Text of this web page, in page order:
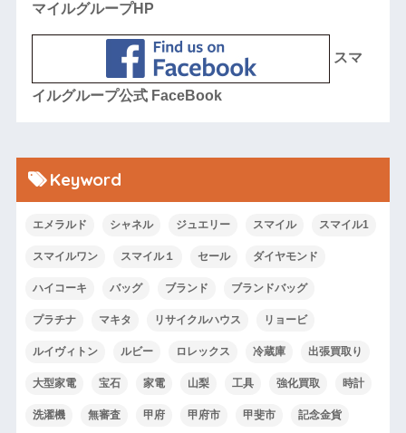
マイルグループHP
スマ
イルグループ公式 FaceBook
Keyword
エメラルド シャネル ジュエリー スマイル スマイル1
スマイルワン スマイル１ セール ダイヤモンド
ハイコーキ バッグ ブランド ブランドバッグ
プラチナ マキタ リサイクルハウス リョービ
ルイヴィトン ルビー ロレックス 冷蔵庫 出張買取り
大型家電 宝石 家電 山梨 工具 強化買取 時計
洗濯機 無審査 甲府 甲府市 甲斐市 記念金貨